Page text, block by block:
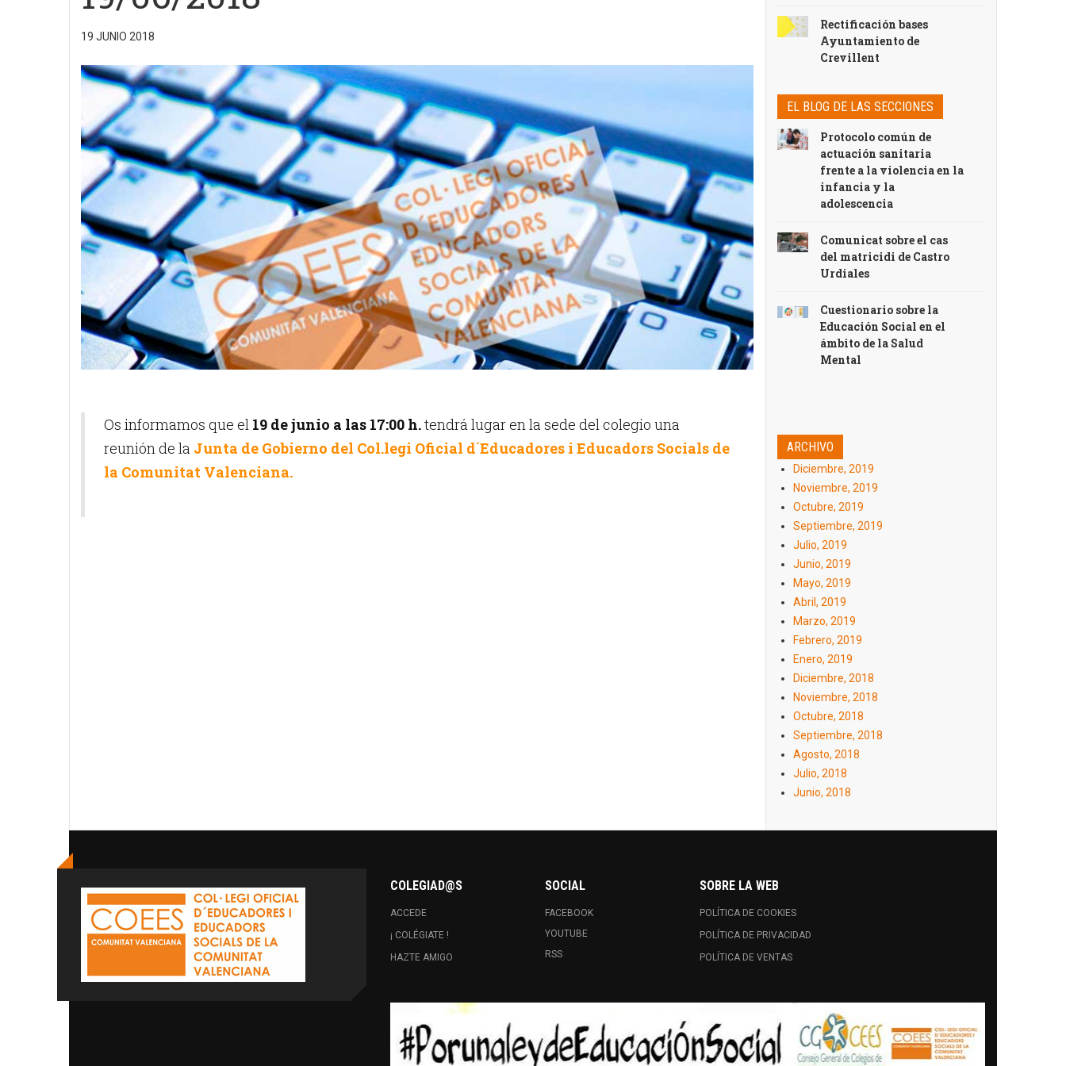
19 JUNIO 2018
Os informamos que el 19 de junio a las 17:00 h.tendrá lugar en la sede del colegio una
reunión de la Junta de Gobierno del Col.legi Oficial d´Educadores i Educadors Socials de
la Comunitat Valenciana.
Rectificación bases
Ayuntamiento de
Crevillent
EL BLOG DE LAS SECCIONES
Protocolo común de
actuación sanitaria
frente a la violencia en la
infancia y la
adolescencia
Comunicat sobre el cas
del matricidi de Castro
Urdiales
Cuestionario sobre la
Educación Social en el
ámbito de la Salud
Mental
ARCHIVO
Diciembre, 2019
Noviembre, 2019
Octubre, 2019
Septiembre, 2019
Julio, 2019
Junio, 2019
Mayo, 2019
Abril, 2019
Marzo, 2019
Febrero, 2019
Enero, 2019
Diciembre, 2018
Noviembre, 2018
Octubre, 2018
Septiembre, 2018
Agosto, 2018
Julio, 2018
Junio, 2018
COLEGIAD@S
ACCEDE
¡ COLÉGIATE !
HAZTE AMIGO
SOCIAL
FACEBOOK
YOUTUBE
RSS
SOBRE LA WEB
POLÍTICA DE COOKIES
POLÍTICA DE PRIVACIDAD
POLÍTICA DE VENTAS